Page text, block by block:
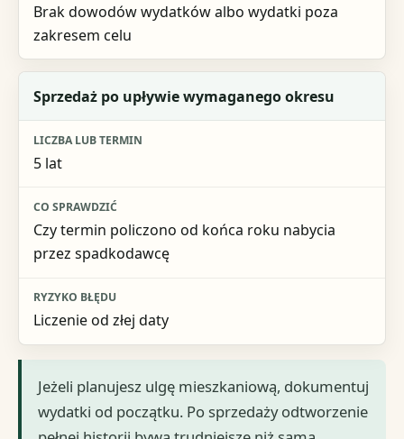
Brak dowodów wydatków albo wydatki poza
zakresem celu
Sprzedaż po upływie wymaganego okresu
5 lat
Czy termin policzono od końca roku nabycia
przez spadkodawcę
Liczenie od złej daty
Jeżeli planujesz ulgę mieszkaniową, dokumentuj
wydatki od początku. Po sprzedaży odtworzenie